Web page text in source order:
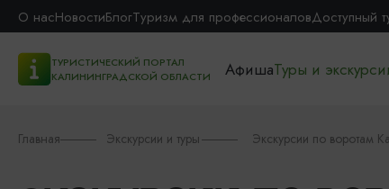
О насНовостиБлогТуризм для профессионаловДоступный
ТУРИСТИЧЕСКИЙ ПОРТАЛ
КАЛИНИНГРАДСКОЙ ОБЛАСТИ
АфишаТуры и
Главная Экскурсии и туры Экскурсии по воротам